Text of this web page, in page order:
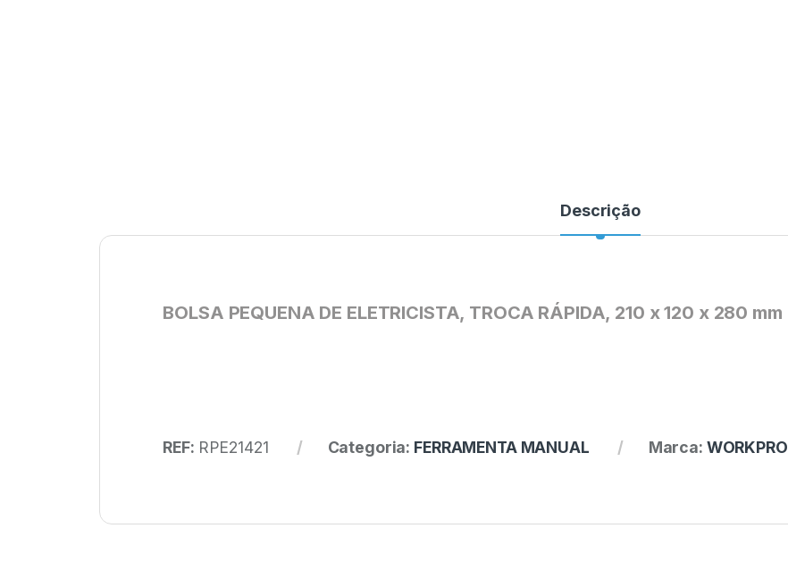
Descrição
BOLSA PEQUENA DE ELETRICISTA, TROCA RÁPIDA, 210 x 120 x 280 mm
REF: RPE21421 Categoria: FERRAMENTA MANUAL Marca: WORKPRO